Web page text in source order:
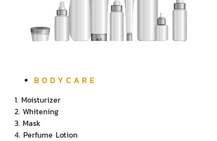
B O D Y C A R E
1. Moisturizer
2. Whitening
3. Mask
4. Perfume Lotion